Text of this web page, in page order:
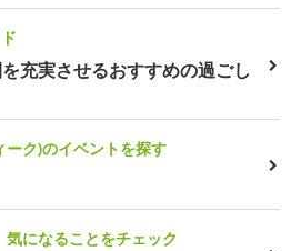
充実させるおすすめの過ごし
ーク)のイベントを探す
になることをチェック